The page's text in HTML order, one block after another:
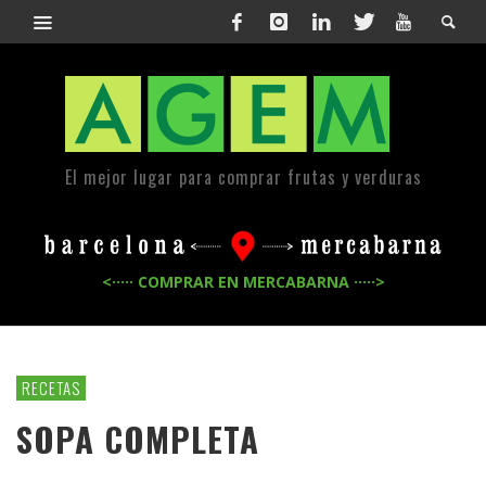
El mejor lugar para comprar frutas y verduras
<····· COMPRAR EN MERCABARNA ·····>
RECETAS
SOPA COMPLETA